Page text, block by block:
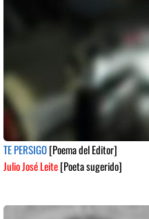
TE PERSIGO[Poema del Editor]
Julio José Leite[Poeta sugerido]